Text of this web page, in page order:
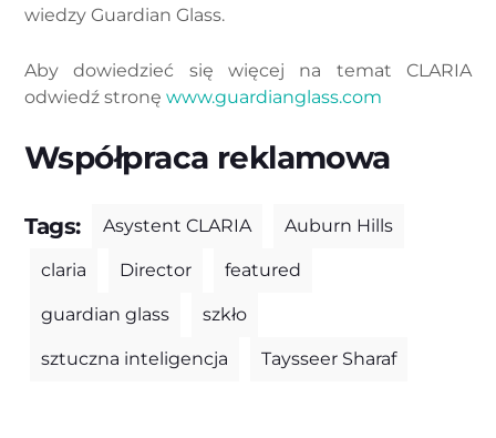
wiedzy Guardian Glass.
Aby dowiedzieć się więcej na temat CLARIA
odwiedź stronę www.guardianglass.com
Współpraca reklamowa
Tags: Asystent CLARIA Auburn Hills
claria Director featured
guardian glass szkło
sztuczna inteligencja Taysseer Sharaf